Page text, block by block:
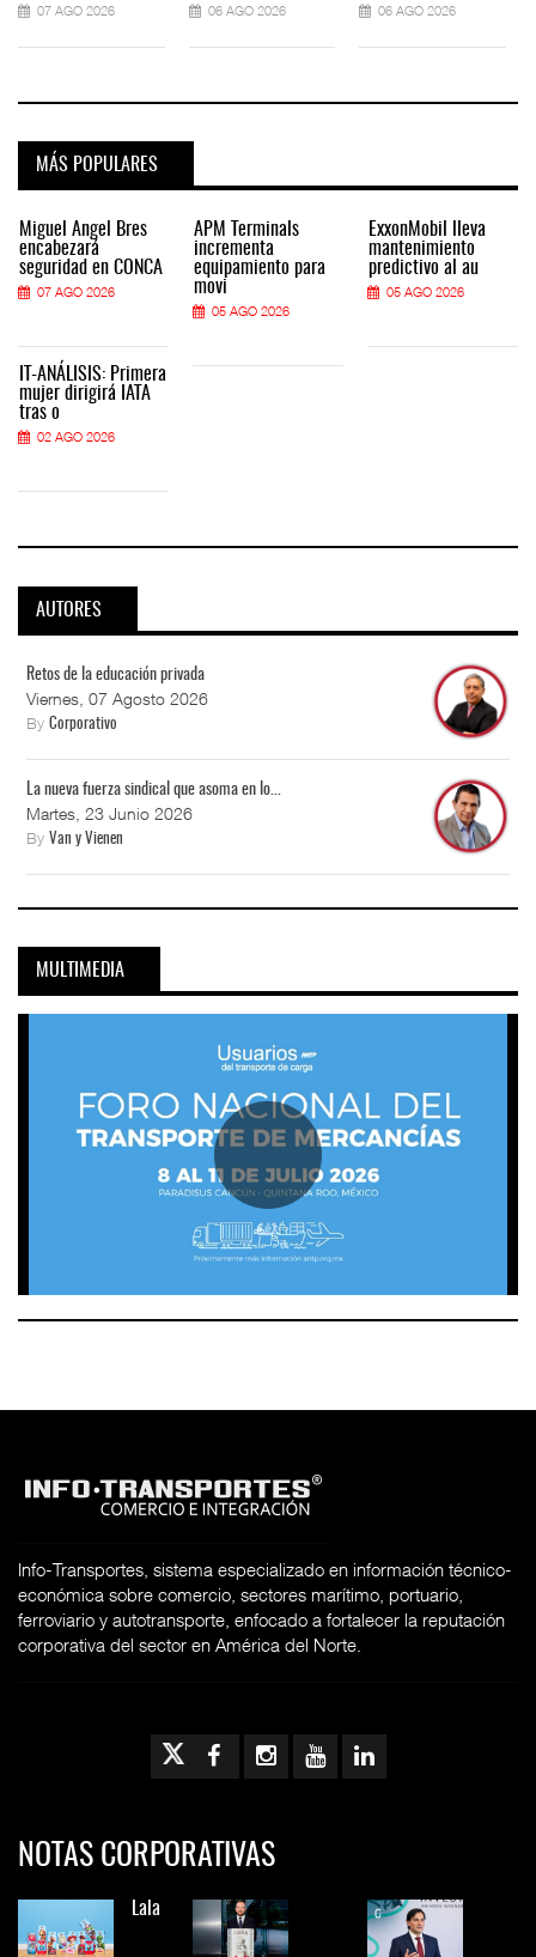
07 AGO 2026 06 AGO 2026 06 AGO 2026
MÁS POPULARES
Miguel Ángel Bres
encabezará
seguridad en CONCA
07 AGO 2026
IT-ANÁLISIS: Primera
mujer dirigirá IATA
tras o
02 AGO 2026
APM Terminals
incrementa
equipamiento para
movi
05 AGO 2026
ExxonMobil lleva
mantenimiento
predictivo al au
05 AGO 2026
AUTORES
Retos de la educación privada
Viernes, 07 Agosto 2026
By Corporativo
La nueva fuerza sindical que asoma en lo...
Martes, 23 Junio 2026
By Van y Vienen
MULTIMEDIA
Info-Transportes, sistema especializado en información técnico-
económica sobre comercio, sectores marítimo, portuario,
ferroviario y autotransporte, enfocado a fortalecer la reputación
corporativa del sector en América del Norte.
NOTAS CORPORATIVAS
Lala